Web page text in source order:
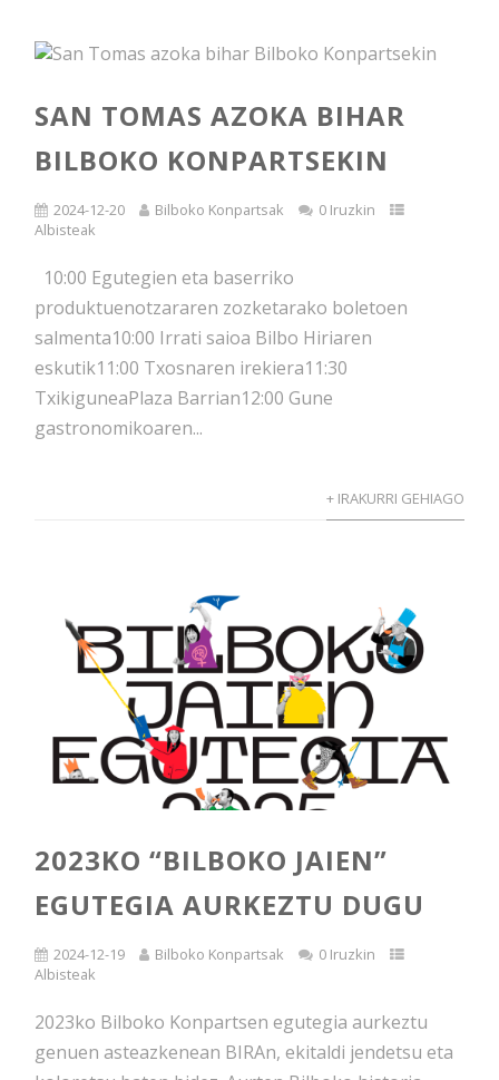
SAN TOMAS AZOKA BIHAR
BILBOKO KONPARTSEKIN
2024-12-20 Bilboko Konpartsak
0 Iruzkin
Albisteak
10:00 Egutegien eta baserriko
produktuenotzararen zozketarako boletoen
salmenta10:00 Irrati saioa Bilbo Hiriaren
eskutik11:00 Txosnaren irekiera11:30
TxikiguneaPlaza Barrian12:00 Gune
gastronomikoaren...
+ IRAKURRI GEHIAGO
2023KO “BILBOKO JAIEN”
EGUTEGIA AURKEZTU DUGU
2024-12-19 Bilboko Konpartsak
0 Iruzkin
Albisteak
2023ko Bilboko Konpartsen egutegia aurkeztu
genuen asteazkenean BIRAn, ekitaldi jendetsu eta